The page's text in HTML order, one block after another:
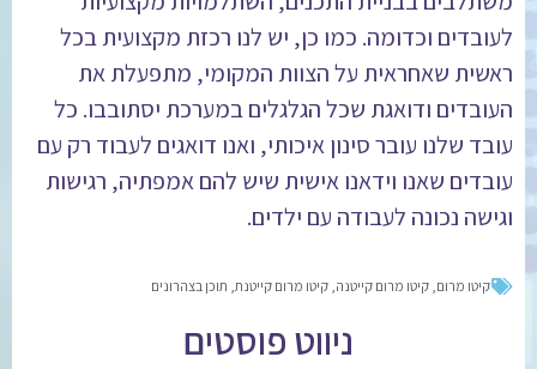
לעובדים וכדומה. כמו כן, יש לנו רכזת מקצועית בכל
ראשית שאחראית על הצוות המקומי, מתפעלת את
העובדים ודואגת שכל הגלגלים במערכת יסתובבו. כל
עובד שלנו עובר סינון איכותי, ואנו דואגים לעבוד רק עם
עובדים שאנו וידאנו אישית שיש להם אמפתיה, רגישות
וגישה נכונה לעבודה עם ילדים.
קיטו מרום קיטו מרום קייטנה קיטו מרום קייטנת תוכן בצהרונים
ניווט פוסטים